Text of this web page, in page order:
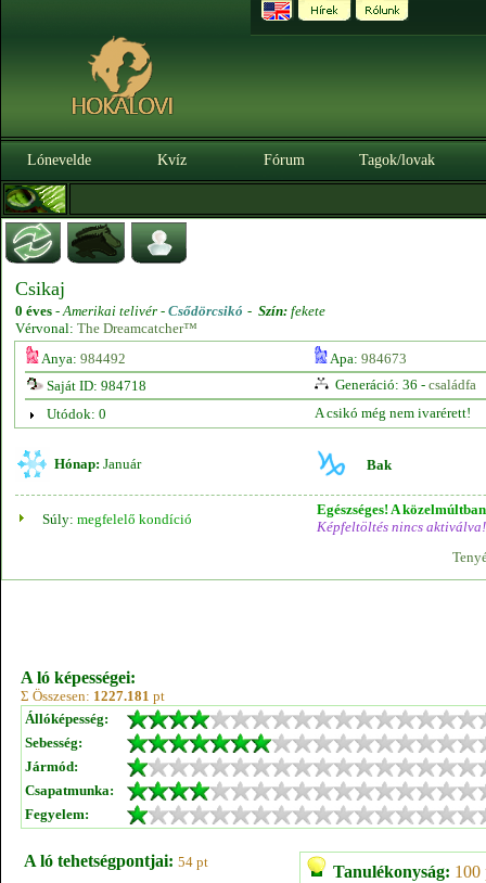
Lónevelde Kvíz Fórum Tagok/lovak
Csikaj
0 éves -Amerikai telivér - Csődörcsikó - Szín: fekete
Vérvonal: The Dreamcatcher™
Anya: 984492 Apa: 984673
Saját ID: 984718
Generáció: 36 - családfa
Utódok: 0
A csikó még nem ivarérett!
Hónap: Január Bak
Súly: megfelelő kondíció
Egészséges! A
Képfeltöltés nincs aktiválva!
A ló képességei:
Σ Összesen: 1227.181 pt
Állóképesség:
Sebesség:
Jármód:
Csapatmunka:
Fegyelem:
A ló tehetségpontjai: 54 pt
Tanulékonyság: 100